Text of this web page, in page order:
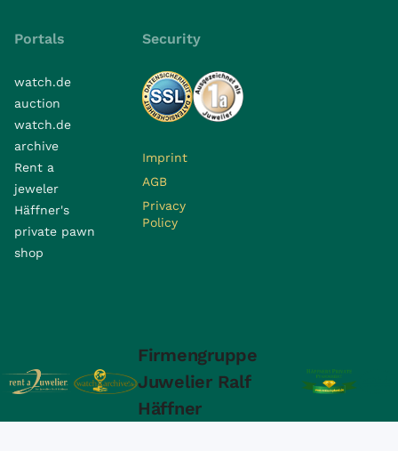
Portals
watch.de
auction
watch.de
archive
Rent a
jeweler
Häffner's
private pawn
shop
Security
Imprint
AGB
Privacy
Policy
Firmengruppe
Juwelier Ralf
Häffner